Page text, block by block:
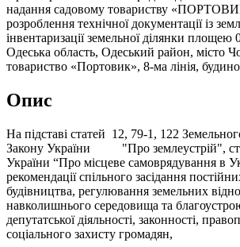
надання садовому товариству
розроблення технічної документації із
інвентаризації земельної ділянки площею
Одеська область, Одеський район, місто
товариство «Портовик», 8-ма лінія,
Опис
На підставі статей 12, 79-1, 122
Закону України "Про землеустрій",
України “Про місцеве самоврядування в
рекомендації спільного засідання
будівництва, регулювання земельних
навколишнього середовища та
депутатської діяльності, законності,
соціального захисту громадян,